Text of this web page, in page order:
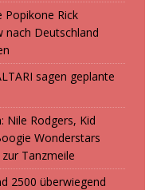
Popikone Rick
nach Deutschland
sagen geplante
Nile Rodgers, Kid
Wonderstars
Tanzmeile
2500 überwiegend